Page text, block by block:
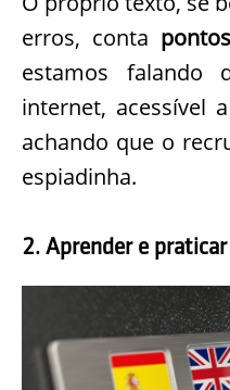
erros, conta
estamos falando
internet, acessível
achando que o
espiadinha.
2. Aprender e